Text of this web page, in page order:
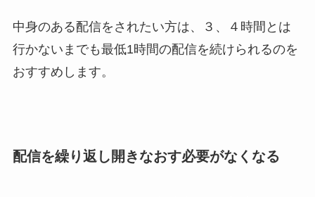
中身のある配信をされたい方は、３、４時間とは
行かないまでも最低1時間の配信を続けられるのを
おすすめします。
配信を繰り返し開きなおす必要がなくなる